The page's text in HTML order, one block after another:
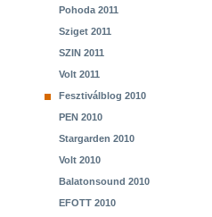
Pohoda 2011
Sziget 2011
SZIN 2011
Volt 2011
Fesztiválblog 2010
PEN 2010
Stargarden 2010
Volt 2010
Balatonsound 2010
EFOTT 2010